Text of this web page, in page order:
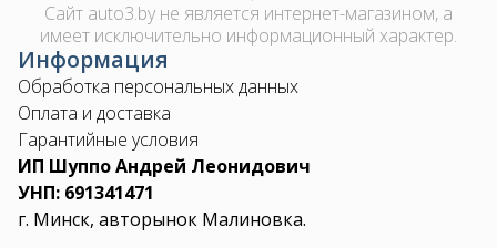
Сайт auto3.by не является интернет-магазином, а
имеет исключительно информационный характер.
Информация
Обработка персональных данных
Оплата и доставка
Гарантийные условия
ИП Шуппо Андрей Леонидович
УНП: 691341471
г. Минск, авторынок Малиновка.